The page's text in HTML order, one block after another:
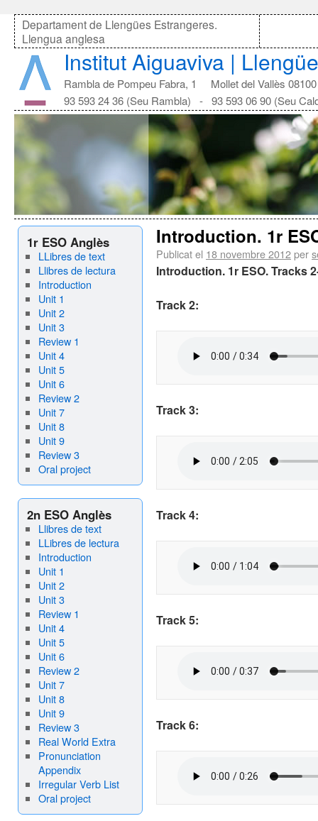
Departament de Llengües Estrangeres.
Llengua anglesa
Institut Aiguaviva |
Rambla de Pompeu Fabra, 1 Mollet del Vallès 08100
93 593 24 36 (Seu Rambla) - 93 593 06 90 (Seu
1r ESO Anglès
LLibres de text
Llibres de lectura
Introduction
Unit 1
Unit 2
Unit 3
Review 1
Unit 4
Unit 5
Unit 6
Review 2
Unit 7
Unit 8
Unit 9
Review 3
Oral project
2n ESO Anglès
Llibres de text
LLibres de lectura
Introduction
Unit 1
Unit 2
Unit 3
Review 1
Unit 4
Unit 5
Unit 6
Review 2
Unit 7
Unit 8
Unit 9
Review 3
Real World Extra
Pronunciation
Appendix
Irregular Verb List
Oral project
Introduction. 1r
Publicat el 18 novembre 2012per
Introduction. 1r ESO. Tracks
Track 2:
Track 3:
Track 4:
Track 5:
Track 6: